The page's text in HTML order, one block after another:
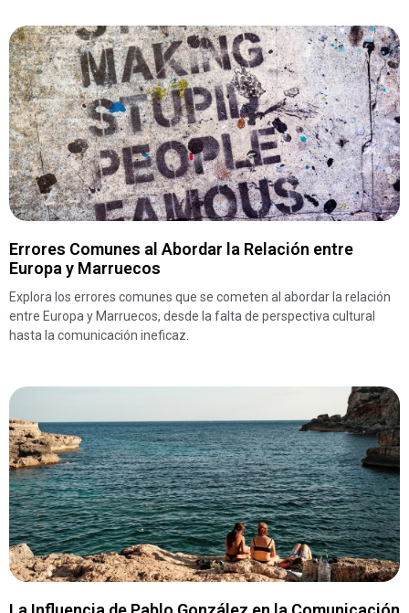
Errores Comunes al Abordar la Relación entre
Europa y Marruecos
Explora los errores comunes que se cometen al abordar la relación
entre Europa y Marruecos, desde la falta de perspectiva cultural
hasta la comunicación ineficaz.